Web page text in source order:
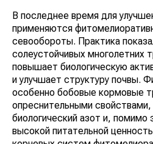
В последнее время для
применяются
севообороты. Практика
солеустойчивых многолетних
повышает биологическую
и улучшает структуру почвы.
особенно бобовые кормовые
опреснительными свойствами,
биологический азот и, помимо
высокой питательной